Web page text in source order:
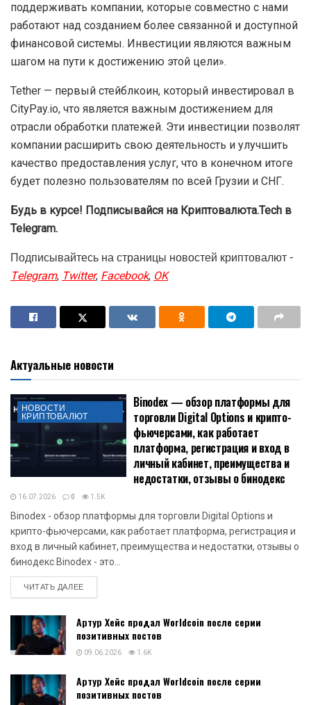
поддерживать компании, которые совместно с нами
работают над созданием более связанной и доступной
финансовой системы. Инвестиции являются важным
шагом на пути к достижению этой цели».
Tether — первый стейблкоин, который инвестировал в
CityPay.io, что является важным достижением для
отрасли обработки платежей. Эти инвестиции позволят
компании расширить свою деятельность и улучшить
качество предоставления услуг, что в конечном итоге
будет полезно пользователям по всей Грузии и СНГ.
Будь в курсе! Подписывайся на Криптовалюта.Tech в
Telegram.
Подписывайтесь на страницы новостей криптовалют -
Telegram,Twitter,Facebook,OK
Актуальные новости
НОВОСТИ
КРИПТОВАЛЮТ
Binodex — обзор платформы для
торговли Digital Options и крипто-
фьючерсами, как работает
платформа, регистрация и вход в
личный кабинет, преимущества и
недостатки, отзывы о бинодекс
16.07.2026 0 1.5K
Binodex - обзор платформы для торговли Digital Options и
крипто-фьючерсами, как работает платформа, регистрация и
вход в личный кабинет, преимущества и недостатки, отзывы о
бинодекс Binodex - это...
ЧИТАТЬ ДАЛЕЕDETAILS
Артур Хейс продал Worldcoin после серии
позитивных постов
09.06.2026 1.6K
Артур Хейс продал Worldcoin после серии
позитивных постов